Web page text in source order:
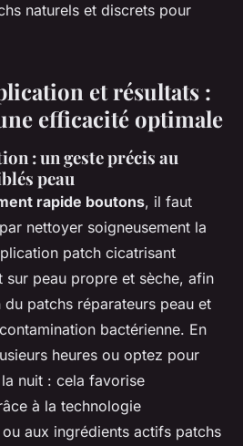
naturels et discrets pour
et résultats :
efficacité optimale
: un geste précis au
peau
rapide boutons, il faut
nettoyer soigneusement la
patch cicatrisant
sur peau propre et sèche, afin
du patchs réparateurs peau et
bactérienne. En
heures ou optez pour
nuit : cela favorise
à la technologie
aux ingrédients actifs patchs